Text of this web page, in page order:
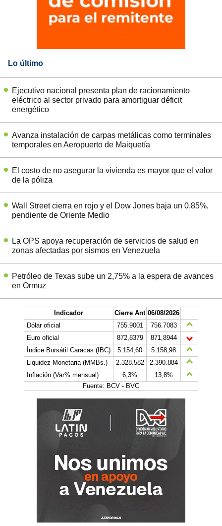
Lo último
Ejecutivo nacional presenta plan de racionamiento
eléctrico al sector privado para amortiguar déficit
energético
Avanza instalación de carpas metálicas como terminales
temporales en Aeropuerto de Maiquetía
El costo de no asegurar la vivienda es mayor que el valor
de la póliza
Wall Street cierra en rojo y el Dow Jones baja un 0,85%,
pendiente de Oriente Medio
La OPS apoya recuperación de servicios de salud en
zonas afectadas por sismos en Venezuela
Petróleo de Texas sube un 2,75% a la espera de avances
en Ormuz
Indicador Cierre Ant 06/08/2026
Dólar oficial
755.9001
756.7083
Euro oficial
872,8379
871,8944
Índice Bursátil Caracas (IBC)
5.154,60
5.158,98
Liquidez Monetaria (MMBs.)
2.328.582
2.390.884
Inflación (Var% mensual)
6,3%
13,8%
Fuente: BCV - BVC